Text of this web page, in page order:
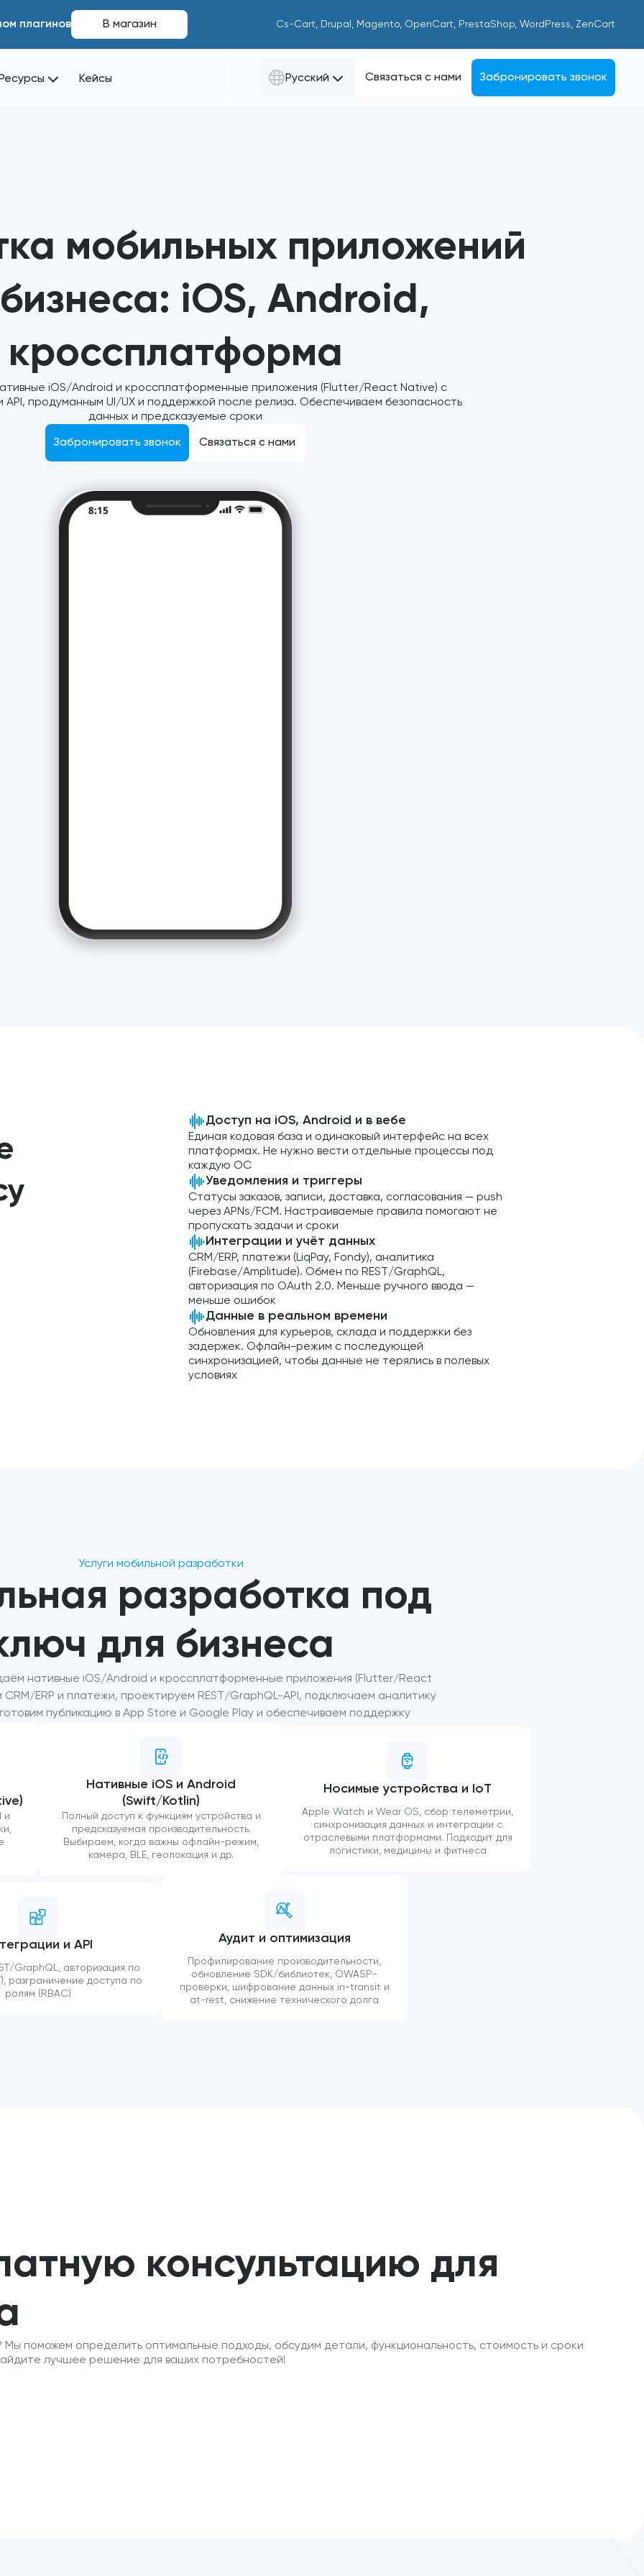
плагинов В магазин Cs-Cart, Drupal, Magento, OpenCart, PrestaShop, WordPress, ZenCart
Кейсы Русский Связаться с нами Забронировать звонок
мобильных приложений
iOS, Android,
кроссплатформа
iOS/Android и кроссплатформенные приложения (Flutter/React Native) с
API, продуманным UI/UX и поддержкой после релиза. Обеспечиваем безопасность
данных и предсказуемые сроки
Забронировать звонок Связаться с нами
Доступ на iOS, Android и в вебе
Единая кодовая база и одинаковый интерфейс на всех
платформах. Не нужно вести отдельные процессы под
каждую ОС
Уведомления и триггеры
Статусы заказов, записи, доставка, согласования — push
через APNs/FCM. Настраиваемые правила помогают не
пропускать задачи и сроки
Интеграции и учёт данных
CRM/ERP, платежи (LiqPay, Fondy), аналитика
(Firebase/Amplitude). Обмен по REST/GraphQL,
авторизация по OAuth 2.0. Меньше ручного ввода —
меньше ошибок
Данные в реальном времени
Обновления для курьеров, склада и поддержки без
задержек. Офлайн-режим с последующей
синхронизацией, чтобы данные не терялись в полевых
условиях
Услуги мобильной разработки
разработка под
для бизнеса
нативные iOS/Android и кроссплатформенные приложения (Flutter/React
ERP и платежи, проектируем REST/GraphQL-API, подключаем аналитику
публикацию в App Store и Google Play и обеспечиваем поддержку
и
Нативные iOS и Android
(Swift/Kotlin)
Полный доступ к функциям устройства и
предсказуемая производительность.
Выбираем, когда важны офлайн-режим,
камера, BLE, геолокация и др.
Носимые устройства и IoT
Apple Watch и Wear OS, сбор телеметрии,
синхронизация данных и интеграции с
отраслевыми платформами. Подходит для
логистики, медицины и фитнеса
и API
GraphQL, авторизация по
разграничение доступа по
ролям (RBAC)
Аудит и оптимизация
Профилирование производительности,
обновление SDK/библиотек, OWASP-
проверки, шифрование данных in-transit и
at-rest, снижение технического долга
консультацию для
поможем определить оптимальные подходы, обсудим детали, функциональность, стоимость и сроки
лучшее решение для ваших потребностей!